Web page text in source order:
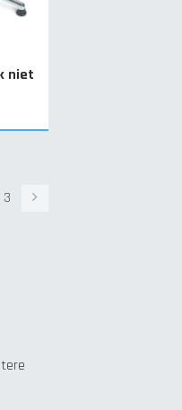
niet
3 Volgende